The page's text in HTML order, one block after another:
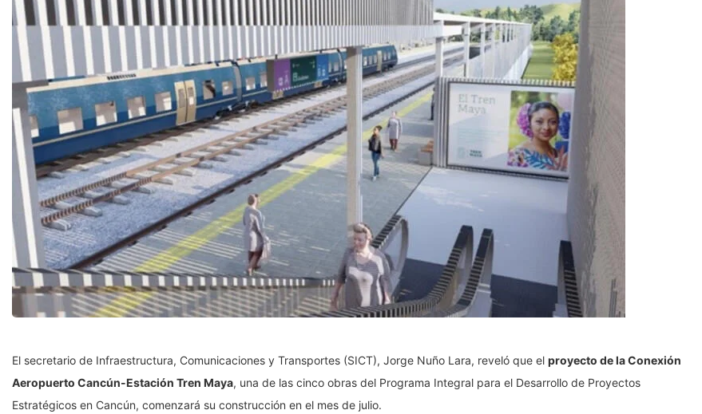
El secretario de Infraestructura, Comunicaciones y Transportes (SICT), Jorge Nuño Lara, reveló que el proyecto de la Conexión
Aeropuerto Cancún-Estación Tren Maya, una de las cinco obras del Programa Integral para el Desarrollo de Proyectos
Estratégicos en Cancún, comenzará su construcción en el mes de julio.